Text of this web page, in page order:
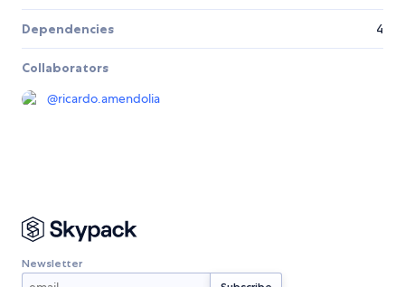
Dependencies 4
Collaborators
@ricardo.amendolia
Newsletter